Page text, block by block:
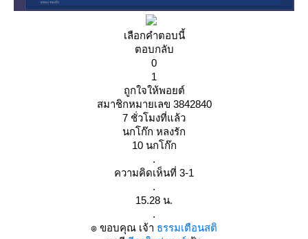
เลือกคำตอบนี้
ตอบกลับ
0
1
ถูกใจให้พอยต์
สมาชิกหมายเลข 3842840
7 ชั่วโมงที่แล้ว
นกโก๊ก หลงรัก
10 นกโก๊ก
.
ความคิดเห็นที่ 3-1
.
15.28 น.
.
๏ ขอบคุณ เจ้า ธรรมเตือนสติ